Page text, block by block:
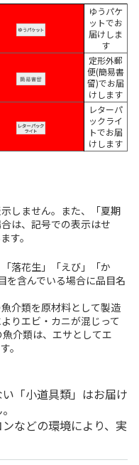
ゆうパケ
ットでお
届けしま
す
定形外郵
便(簡易書
留)でお届
けします
レターパ
ックライ
トでお届
けします
しません。また、「夏期
は、記号での表示はせ
す。
落花生」「えび」「か
を含んでいる場合に品目名
介類を原材料として製造
りエビ・カニが混じって
介類は、エサとしてエ
。
「小道具類」はお届け
などの環境により、実